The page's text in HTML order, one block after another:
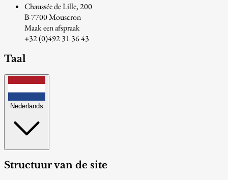
Chaussée de Lille, 200
B-7700 Mouscron
Maak een afspraak
+32 (0)492 31 36 43
Taal
Nederlands
Structuur van de site